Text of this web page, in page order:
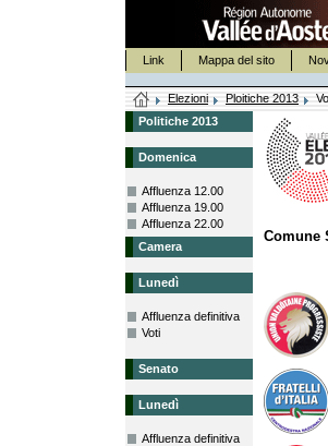
Link Mappa del sito
Elezioni Ploitiche 2013
Politiche 2013
Domenica
Affluenza 12.00
Affluenza 19.00
Affluenza 22.00
Camera
Lunedì
Affluenza definitiva
Voti
Senato
Lunedì
Affluenza definitiva
Comune